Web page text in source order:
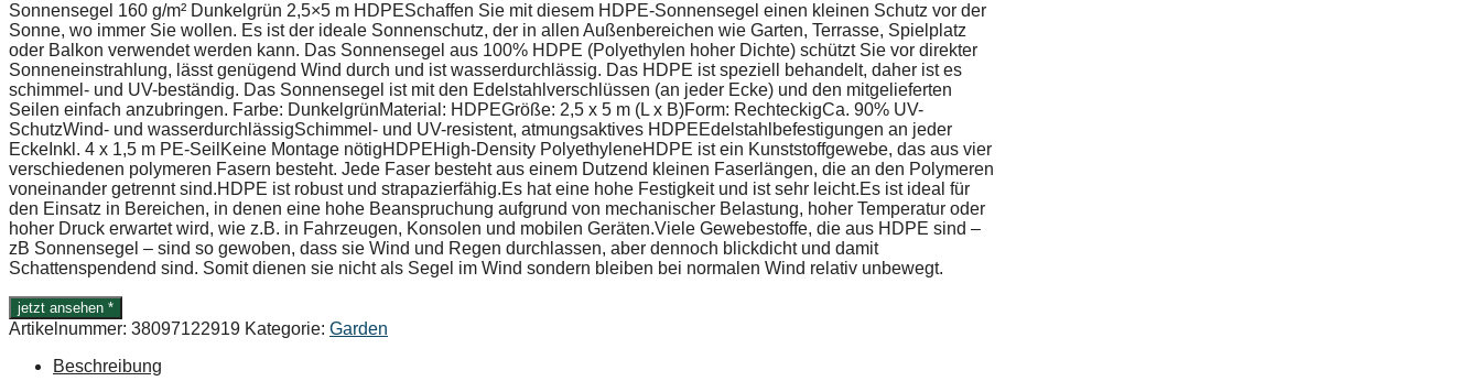
Sonnensegel 160 g/m² Dunkelgrün 2,5×5 m HDPESchaffen Sie mit diesem HDPE-Sonnensegel einen kleinen Schutz vor der
Sonne, wo immer Sie wollen. Es ist der ideale Sonnenschutz, der in allen Außenbereichen wie Garten, Terrasse, Spielplatz
oder Balkon verwendet werden kann. Das Sonnensegel aus 100% HDPE (Polyethylen hoher Dichte) schützt Sie vor direkter
Sonneneinstrahlung, lässt genügend Wind durch und ist wasserdurchlässig. Das HDPE ist speziell behandelt, daher ist es
schimmel- und UV-beständig. Das Sonnensegel ist mit den Edelstahlverschlüssen (an jeder Ecke) und den mitgelieferten
Seilen einfach anzubringen. Farbe: DunkelgrünMaterial: HDPEGröße: 2,5 x 5 m (L x B)Form: RechteckigCa. 90% UV-
SchutzWind- und wasserdurchlässigSchimmel- und UV-resistent, atmungsaktives HDPEEdelstahlbefestigungen an jeder
EckeInkl. 4 x 1,5 m PE-SeilKeine Montage nötigHDPEHigh-Density PolyethyleneHDPE ist ein Kunststoffgewebe, das aus vier
verschiedenen polymeren Fasern besteht. Jede Faser besteht aus einem Dutzend kleinen Faserlängen, die an den Polymeren
voneinander getrennt sind.HDPE ist robust und strapazierfähig.Es hat eine hohe Festigkeit und ist sehr leicht.Es ist ideal für
den Einsatz in Bereichen, in denen eine hohe Beanspruchung aufgrund von mechanischer Belastung, hoher Temperatur oder
hoher Druck erwartet wird, wie z.B. in Fahrzeugen, Konsolen und mobilen Geräten.Viele Gewebestoffe, die aus HDPE sind –
zB Sonnensegel – sind so gewoben, dass sie Wind und Regen durchlassen, aber dennoch blickdicht und damit
Schattenspendend sind. Somit dienen sie nicht als Segel im Wind sondern bleiben bei normalen Wind relativ unbewegt.
jetzt ansehen *
Artikelnummer: 38097122919 Kategorie: Garden
Beschreibung